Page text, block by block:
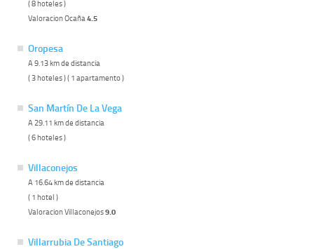
( 8 hoteles )
Valoracion Ocaña 4.5
Oropesa
A 9.13 km de distancia
( 3 hoteles ) ( 1 apartamento )
San Martín De La Vega
A 29.11 km de distancia
( 6 hoteles )
Villaconejos
A 16.64 km de distancia
( 1 hotel )
Valoracion Villaconejos9.0
Villarrubia De Santiago